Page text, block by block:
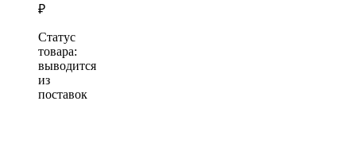
₽
Статус
товара:
выводится
из
поставок